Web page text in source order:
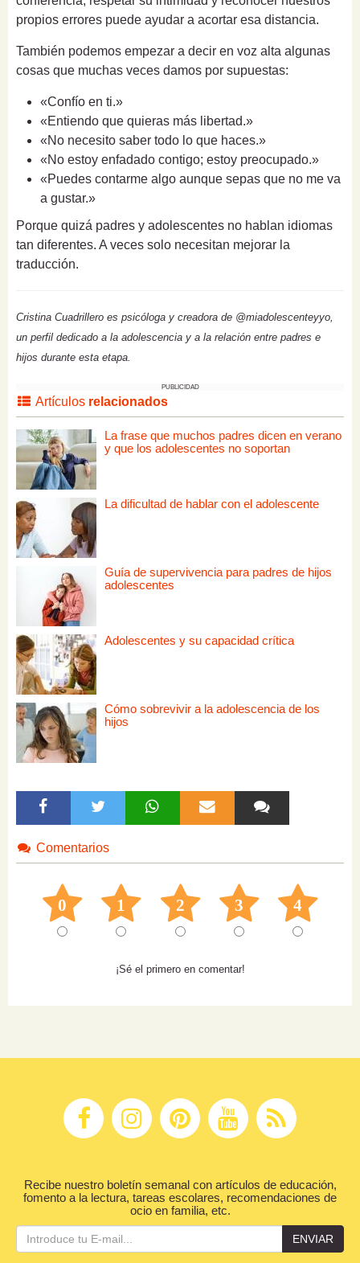
propios errores puede ayudar a acortar esa distancia.
También podemos empezar a decir en voz alta algunas
cosas que muchas veces damos por supuestas:
«Confío en ti.»
«Entiendo que quieras más libertad.»
«No necesito saber todo lo que haces.»
«No estoy enfadado contigo; estoy preocupado.»
«Puedes contarme algo aunque sepas que no me va
a gustar.»
Porque quizá padres y adolescentes no hablan idiomas
tan diferentes. A veces solo necesitan mejorar la
traducción.
Cristina Cuadrillero es psicóloga y creadora de @miadolescenteyyo,
un perfil dedicado a la adolescencia y a la relación entre padres e
hijos durante esta etapa.
PUBLICIDAD
Artículos relacionados
La frase que muchos padres dicen en verano
y que los adolescentes no soportan
La dificultad de hablar con el adolescente
Guía de supervivencia para padres de hijos
adolescentes
Adolescentes y su capacidad crítica
Cómo sobrevivir a la adolescencia de los
hijos
Comentarios
0 1 2 3 4
¡Sé el primero en comentar!
Recibe nuestro boletín semanal con artículos de educación,
fomento a la lectura, tareas escolares, recomendaciones de
ocio en familia, etc.
ENVIAR